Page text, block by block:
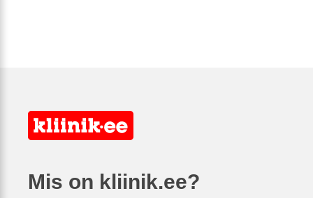
Mis on kliinik.ee?